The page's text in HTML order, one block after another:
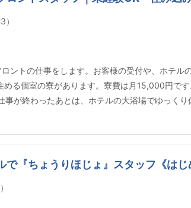
ントの仕事をします。お客様の受付や、ホテ
る個室の寮があります。寮費は月15,000円で
が終わったあとは、ホテルの大浴場でゆっく
『ちょうりほじょ』スタッフ《はじ